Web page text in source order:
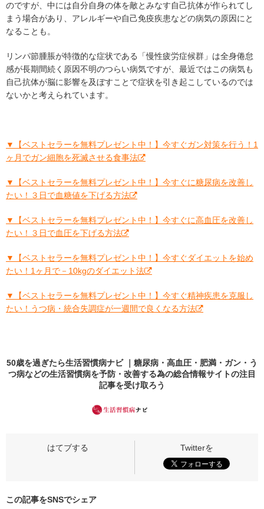
のですが、中には自分自身の体を敵とみなす自己抗体が作られてし
まう場合があり、アレルギーや自己免疫疾患などの病気の原因にと
なることも。
リンパ節腫脹が特徴的な症状である「慢性疲労症候群」は全身倦怠
感が長期間続く原因不明のつらい病気ですが、最近ではこの病気も
自己抗体が脳に影響を及ぼすことで症状を引き起こしているのでは
ないかと考えられています。
▼【ベストセラーを無料プレゼント中！】今すぐガン対策を行う！1
ヶ月でガン細胞を死滅させる食事法
▼【ベストセラーを無料プレゼント中！】今すぐに糖尿病を改善し
たい！３日で血糖値を下げる方法
▼【ベストセラーを無料プレゼント中！】今すぐに高血圧を改善し
たい！３日で血圧を下げる方法
▼【ベストセラーを無料プレゼント中！】今すぐダイエットを始め
たい！1ヶ月で－10kgのダイエット法
▼【ベストセラーを無料プレゼント中！】今すぐ精神疾患を克服し
たい！うつ病・統合失調症が一週間で良くなる方法
50歳を過ぎたら生活習慣病ナビ ｜糖尿病・高血圧・肥満・ガン・う
つ病などの生活習慣病を予防・改善する為の総合情報サイトの注目
記事を受け取ろう
この記事をSNSでシェア